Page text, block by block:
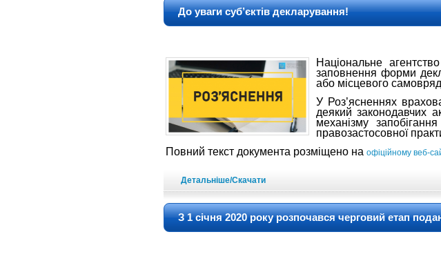
До уваги суб’єктів декларування!
Національне
заповнення форми
або місцевого
У Роз’ясненнях
деякий законодавчих
механізму
правозастосовної
Повний текст документа розміщено на офіційному веб-
Детальніше/Скачати
З 1 січня 2020 року розпочався черговий етап